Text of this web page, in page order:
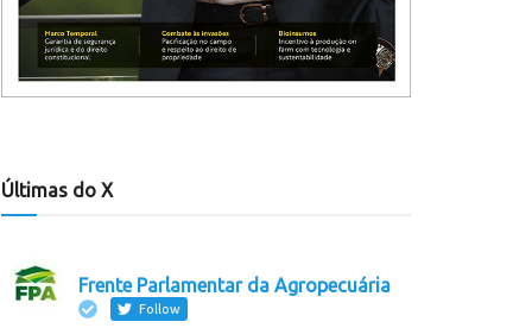
Últimas do X
Frente Parlamentar da Agropecuária
Follow